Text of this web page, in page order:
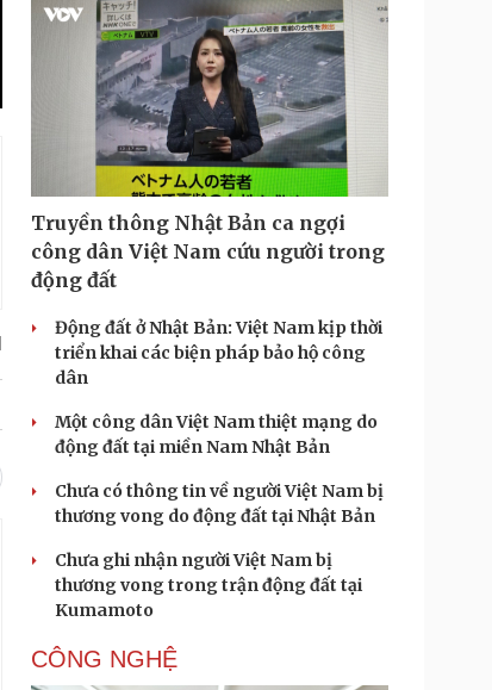
Truyền thông Nhật Bản ca ngợi
công dân Việt Nam cứu người trong
động đất
Động đất ở Nhật Bản: Việt Nam kịp thời
triển khai các biện pháp bảo hộ công
dân
Một công dân Việt Nam thiệt mạng do
động đất tại miền Nam Nhật Bản
Chưa có thông tin về người Việt Nam bị
thương vong do động đất tại Nhật Bản
Chưa ghi nhận người Việt Nam bị
thương vong trong trận động đất tại
Kumamoto
CÔNG NGHỆ